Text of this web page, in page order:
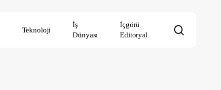
Teknoloji
İş
Dünyası
İçgörü
Editoryal